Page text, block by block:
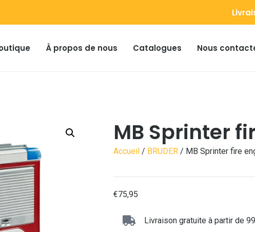
À propos de nous Catalogues Nous
MB Sprinter
Accueil / BRUDER / MB Sprinter fire
€75,95
Livraison gratuite à partir de